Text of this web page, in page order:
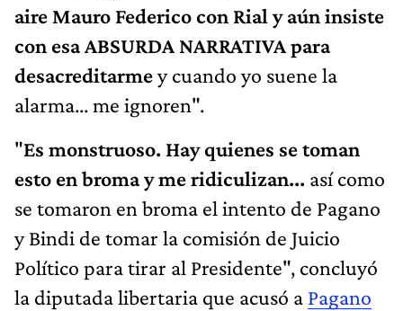
aire Mauro Federico con Rial y aún insiste
con esa ABSURDA NARRATIVA para
desacreditarmey cuando yo suene la
alarma... me ignoren".
"Es monstruoso. Hay quienes se toman
esto en broma y me ridiculizan... así como
se tomaron en broma el intento de Pagano
y Bindi de tomar la comisión de Juicio
Político para tirar al Presidente", concluyó
la diputada libertaria que acusó a Pagano